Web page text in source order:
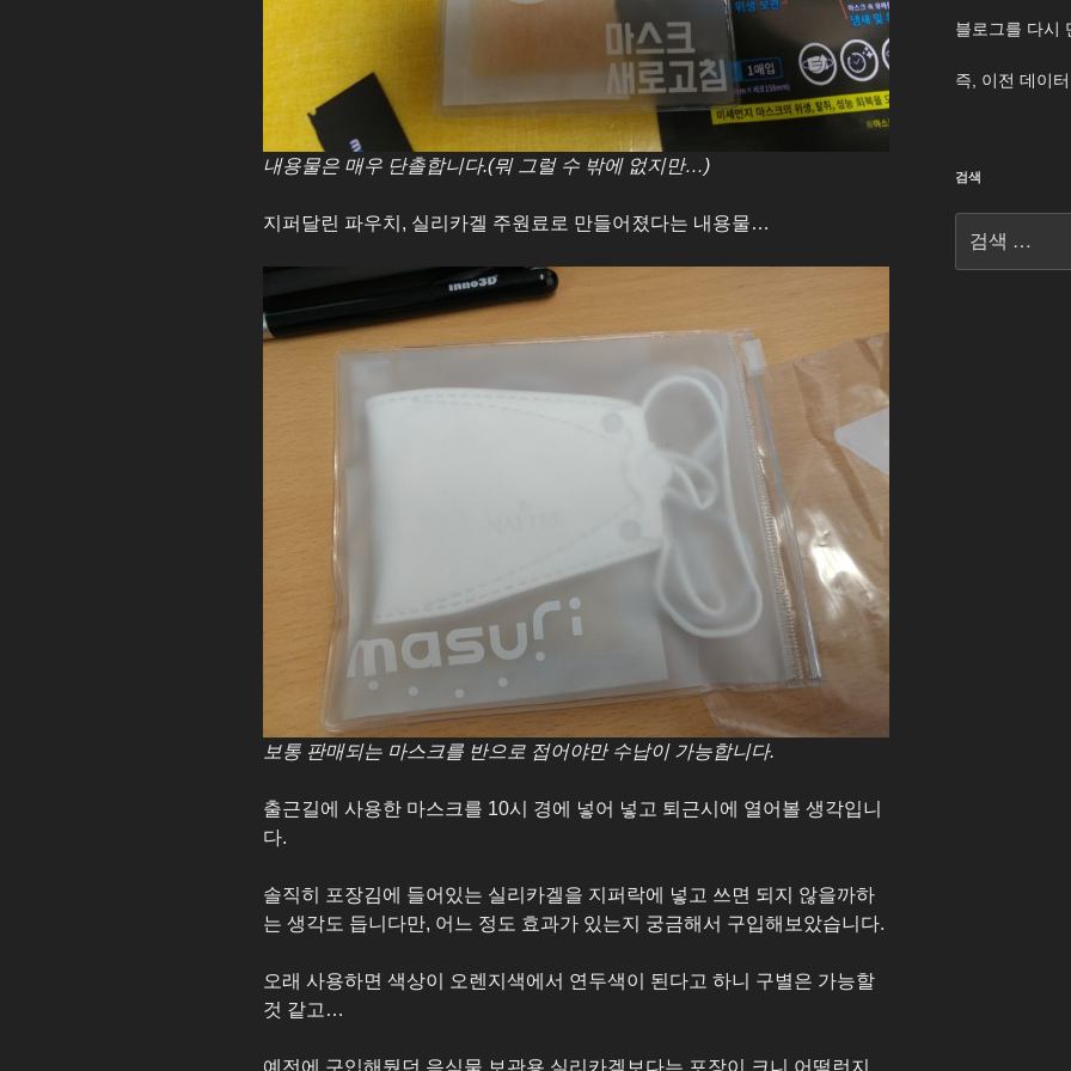
내용물은 매우 단촐합니다.(뭐 그럴 수 밖에 없지만…)
지퍼달린 파우치, 실리카겔 주원료로 만들어졌다는 내용물…
보통 판매되는 마스크를 반으로 접어야만 수납이 가능합니다.
출근길에 사용한 마스크를 10시 경에 넣어 넣고 퇴근시에 열어볼 생각입니
다.
솔직히 포장김에 들어있는 실리카겔을 지퍼락에 넣고 쓰면 되지 않을까하
는 생각도 듭니다만, 어느 정도 효과가 있는지 궁금해서 구입해보았습니다.
오래 사용하면 색상이 오렌지색에서 연두색이 된다고 하니 구별은 가능할
것 같고…
예전에 구입해뒀던 음식물 보관용 실리카겔보다는 포장이 크니 어떨런지…
블로그를 다시
즉, 이전 데이
검색
색: